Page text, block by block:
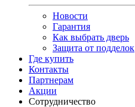
Новости
Гарантия
Как выбрать дверь
Защита от подделок
Где купить
Контакты
Партнерам
Акции
Сотрудничество